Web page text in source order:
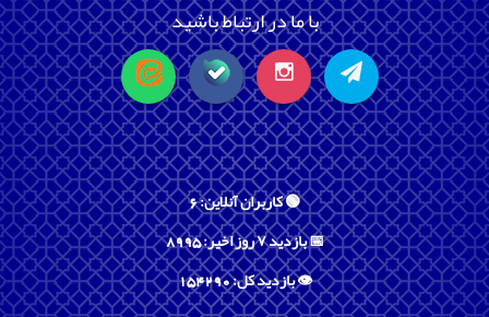
با ما در ارتباط باشید
🟢 کاربران آنلاین: 6
📅 بازدید ۷ روز اخیر: 8995
👁️ بازدید کل: 154290